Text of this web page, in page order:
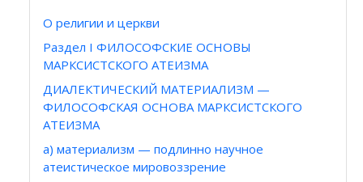
О религии и церкви
Раздел I ФИЛОСОФСКИЕ ОСНОВЫ
МАРКСИСТСКОГО АТЕИЗМА
ДИАЛЕКТИЧЕСКИЙ МАТЕРИАЛИЗМ —
ФИЛОСОФСКАЯ ОСНОВА МАРКСИСТСКОГО
АТЕИЗМА
а) материализм — подлинно научное
атеистическое мировоззрение